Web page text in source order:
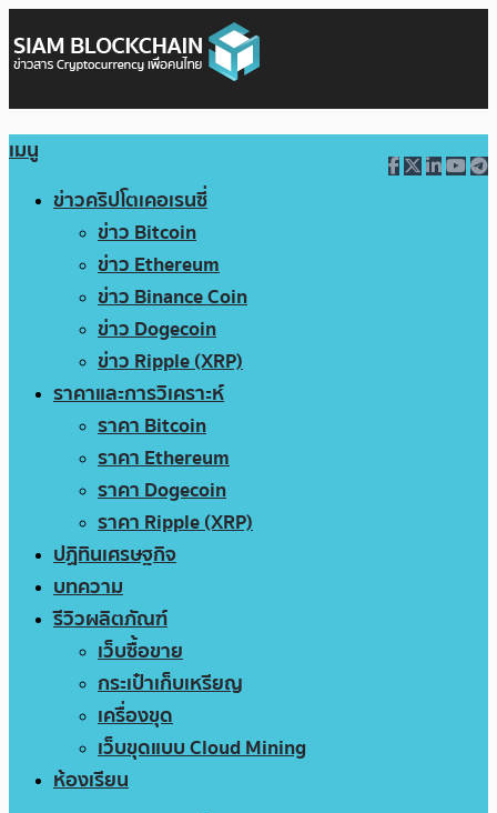
เมนู
ข่าวคริปโตเคอเรนซี่
ข่าว Bitcoin
ข่าว Ethereum
ข่าว Binance Coin
ข่าว Dogecoin
ข่าว Ripple (XRP)
ราคาและการวิเคราะห์
ราคา Bitcoin
ราคา Ethereum
ราคา Dogecoin
ราคา Ripple (XRP)
ปฏิทินเศรษฐกิจ
บทความ
รีวิวผลิตภัณฑ์
เว็บซื้อขาย
กระเป๋าเก็บเหรียญ
เครื่องขุด
เว็บขุดแบบ Cloud Mining
ห้องเรียน